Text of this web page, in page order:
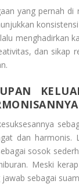
yang pernah
menghadirkan
dan sikap
dan harmonis.
sosok
Meski
sebagai